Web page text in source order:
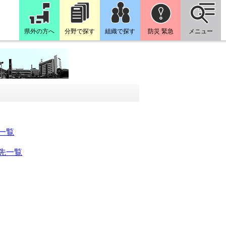
県外の方へ 分野で探す 組織で探す 防災 緊急 メニュー
覧
一覧